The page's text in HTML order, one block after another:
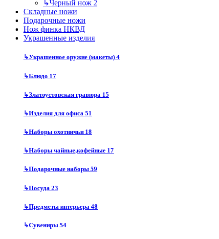
↳Черный нож 2
Складные ножи
Подарочные ножи
Нож финка НКВД
Украшенные изделия
↳Украшенное оружие (макеты) 4
↳Блюдо 17
↳Златоустовская гравюра 15
↳Изделия для офиса 51
↳Наборы охотничьи 18
↳Наборы чайные,кофейные 17
↳Подарочные наборы 59
↳Посуда 23
↳Предметы интерьера 48
↳Сувениры 54